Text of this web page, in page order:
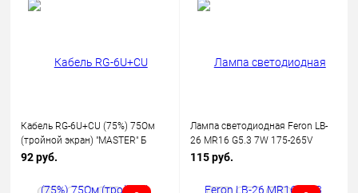
Кабель RG-6U+CU (75%) 75Ом
(тройной экран) "MASTER" Б
(уп.100м) Rexant 01-2241
92 руб.
Лампа светодиодная Feron LB-
26 MR16 G5.3 7W 175-265V
2700K
115 руб.